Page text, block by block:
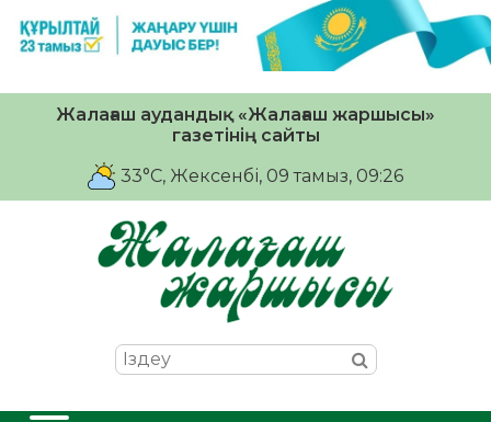
Жалағаш аудандық «Жалағаш жаршысы»
газетінің сайты
33°C, Жексенбі, 09 тамыз, 09:26